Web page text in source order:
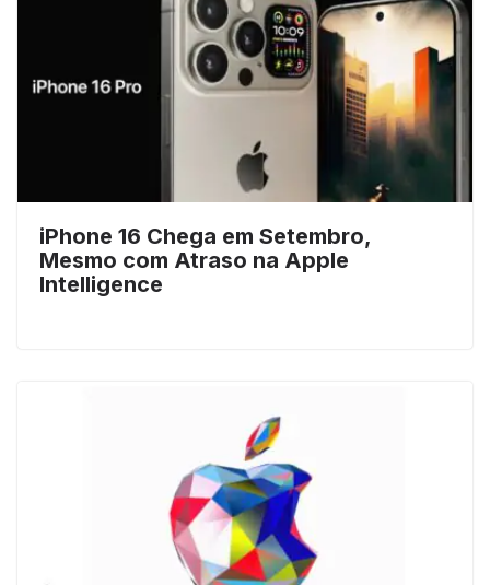
iPhone 16 Chega em Setembro,
Mesmo com Atraso na Apple
Intelligence